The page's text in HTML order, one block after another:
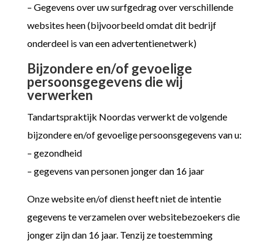
– Gegevens over uw surfgedrag over verschillende
websites heen (bijvoorbeeld omdat dit bedrijf
onderdeel is van een advertentienetwerk)
Bijzondere en/of gevoelige
persoonsgegevens die wij
verwerken
Tandartspraktijk Noordas verwerkt de volgende
bijzondere en/of gevoelige persoonsgegevens van u:
– gezondheid
– gegevens van personen jonger dan 16 jaar
Onze website en/of dienst heeft niet de intentie
gegevens te verzamelen over websitebezoekers die
jonger zijn dan 16 jaar. Tenzij ze toestemming